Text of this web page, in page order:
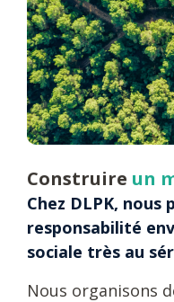
Construire un
Chez DLPK, nous
responsabilité
sociale très au
Nous organisons